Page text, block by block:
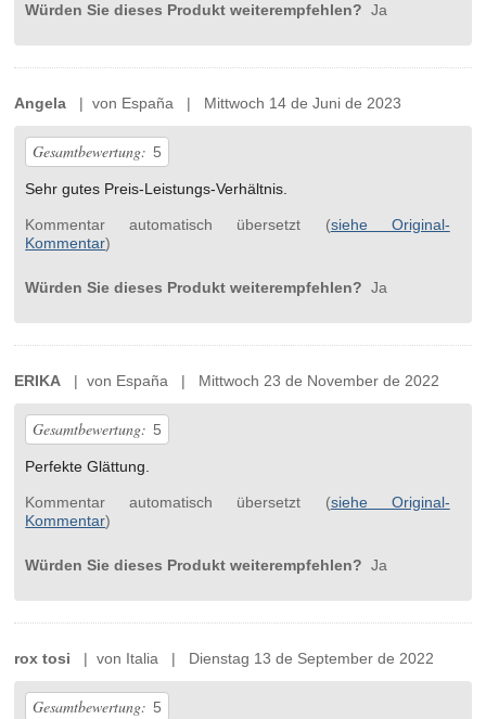
Würden Sie dieses Produkt weiterempfehlen? Ja
Angela | von España | Mittwoch 14 de Juni de 2023
Gesamtbewertung: 5
Sehr gutes Preis-Leistungs-Verhältnis.
Kommentar automatisch übersetzt (siehe Original-
Kommentar)
Würden Sie dieses Produkt weiterempfehlen? Ja
ERIKA | von España | Mittwoch 23 de November de 2022
Gesamtbewertung: 5
Perfekte Glättung.
Kommentar automatisch übersetzt (siehe Original-
Kommentar)
Würden Sie dieses Produkt weiterempfehlen? Ja
rox tosi | von Italia | Dienstag 13 de September de 2022
Gesamtbewertung: 5